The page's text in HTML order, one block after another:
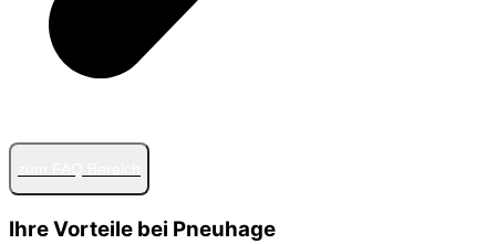
Ihre Vorteile bei Pneuhage